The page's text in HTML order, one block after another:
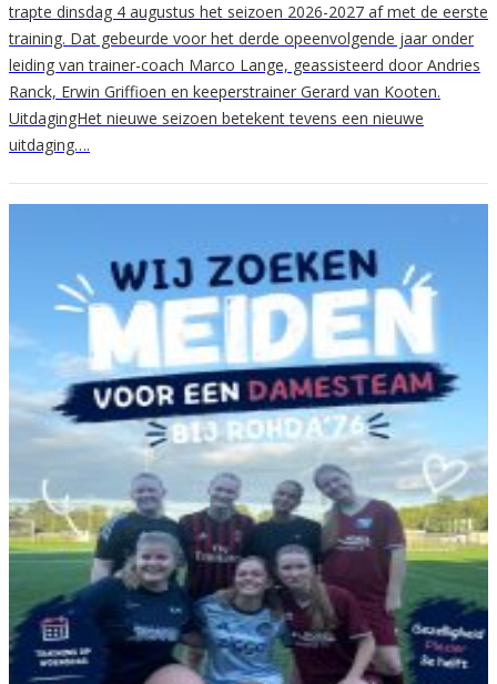
trapte dinsdag 4 augustus het seizoen 2026-2027 af met de eerste
training. Dat gebeurde voor het derde opeenvolgende jaar onder
leiding van trainer-coach Marco Lange, geassisteerd door Andries
Ranck, Erwin Griffioen en keeperstrainer Gerard van Kooten.
UitdagingHet nieuwe seizoen betekent tevens een nieuwe
uitdaging….